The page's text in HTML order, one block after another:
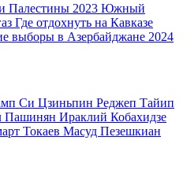
Палестины 2023 Южный
Где отдохнуть на Кавказе
выборы в Азербайджане 2024
Си Цзиньпин Реджеп Тайип
Пашинян Ираклий Кобахидзе
Токаев Масуд Пезешкиан